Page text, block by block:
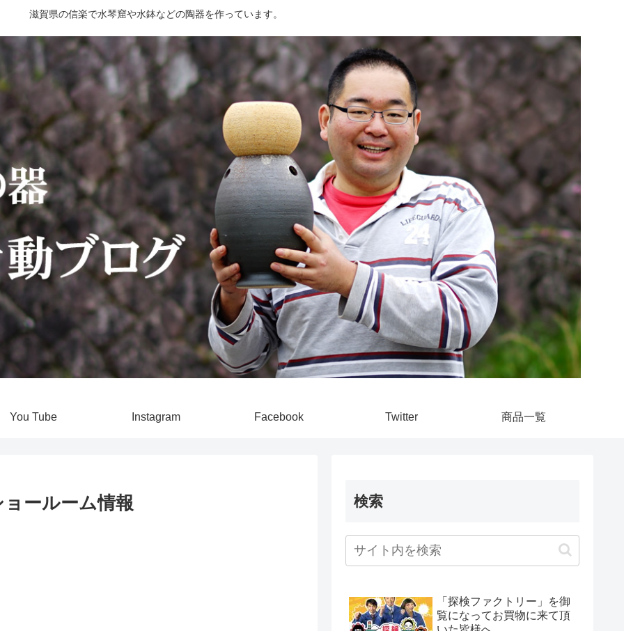
滋賀県の信楽で水琴窟や水鉢などの陶器を作っています。
You Tube Instagram Facebook Twitter 商品一覧
ールーム情報 検索
「探検ファクトリー」を御
覧になってお買物に来て頂